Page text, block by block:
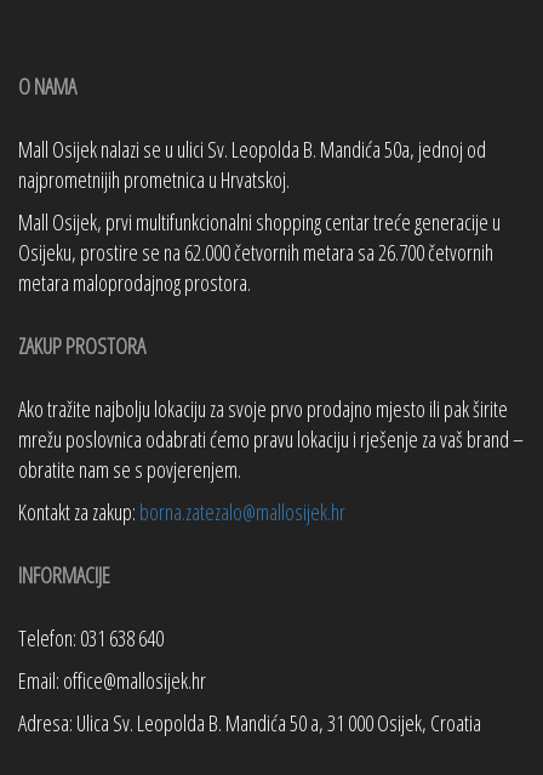
O NAMA
Mall Osijek nalazi se u ulici Sv. Leopolda B. Mandića 50a, jednoj od
najprometnijih prometnica u Hrvatskoj.
Mall Osijek, prvi multifunkcionalni shopping centar treće generacije u
Osijeku, prostire se na 62.000 četvornih metara sa 26.700 četvornih
metara maloprodajnog prostora.
ZAKUP PROSTORA
Ako tražite najbolju lokaciju za svoje prvo prodajno mjesto ili pak širite
mrežu poslovnica odabrati ćemo pravu lokaciju i rješenje za vaš brand –
obratite nam se s povjerenjem.
Kontakt za zakup: borna.zatezalo@mallosijek.hr
INFORMACIJE
Telefon: 031 638 640
Email: office@mallosijek.hr
Adresa: Ulica Sv. Leopolda B. Mandića 50 a, 31 000 Osijek, Croatia